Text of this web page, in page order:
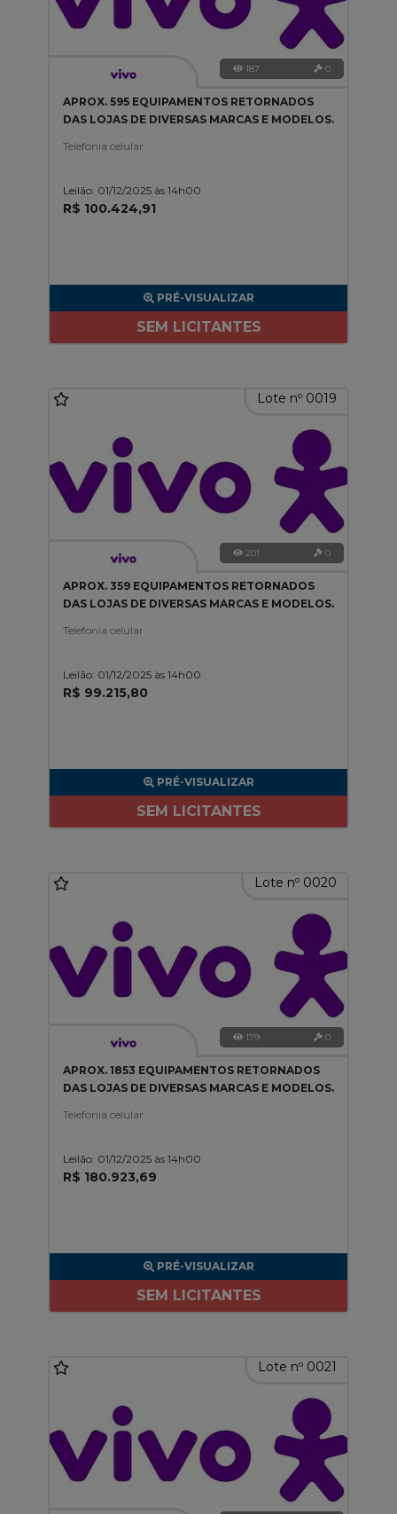
187 0
APROX. 595 EQUIPAMENTOS RETORNADOS
DAS LOJAS DE DIVERSAS MARCAS E MODELOS.
Telefonia celular
Leilão: 01/12/2025 às 14h00
R$ 100.424,91
PRÉ-VISUALIZAR
SEM LICITANTES
Lote nº 0019
201 0
APROX. 359 EQUIPAMENTOS RETORNADOS
DAS LOJAS DE DIVERSAS MARCAS E MODELOS.
Telefonia celular
Leilão: 01/12/2025 às 14h00
R$ 99.215,80
PRÉ-VISUALIZAR
SEM LICITANTES
Lote nº 0020
179 0
APROX. 1853 EQUIPAMENTOS RETORNADOS
DAS LOJAS DE DIVERSAS MARCAS E MODELOS.
Telefonia celular
Leilão: 01/12/2025 às 14h00
R$ 180.923,69
PRÉ-VISUALIZAR
SEM LICITANTES
Lote nº 0021